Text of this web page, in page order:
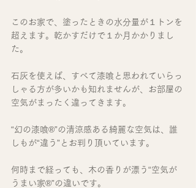
このお家で、塗ったときの水分量が１トンを
超えます。乾かすだけで１か月かかりまし
た。
石灰を使えば、すべて漆喰と思われていらっ
しゃる方が多いかも知れませんが、お部屋の
空気がまったく違ってきます。
“幻の漆喰®”の清涼感ある綺麗な空気は、誰
しもが“違う”とお判り頂いています。
何時まで経っても、木の香りが漂う“空気が
うまい家®”の違いです。